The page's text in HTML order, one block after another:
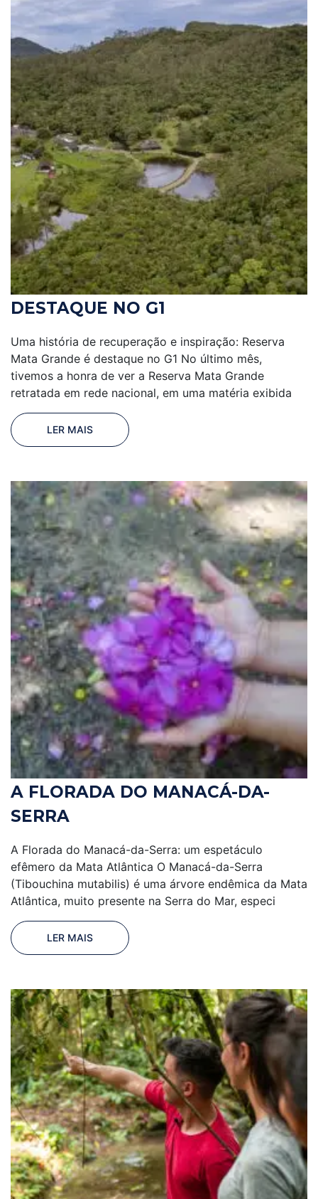
DESTAQUE NO G1
Uma história de recuperação e inspiração: Reserva
Mata Grande é destaque no G1 No último mês,
tivemos a honra de ver a Reserva Mata Grande
retratada em rede nacional, em uma matéria exibida
LER MAIS
A FLORADA DO MANACÁ-DA-
SERRA
A Florada do Manacá-da-Serra: um espetáculo
efêmero da Mata Atlântica O Manacá-da-Serra
(Tibouchina mutabilis) é uma árvore endêmica da Mata
Atlântica, muito presente na Serra do Mar, especi
LER MAIS